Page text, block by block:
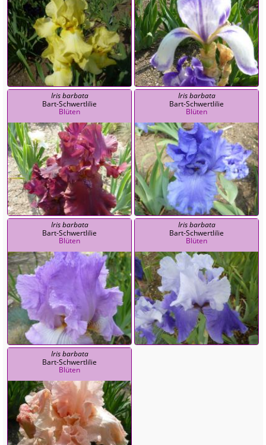
Iris barbata
Bart-Schwertlilie
Blüten
Iris barbata
Bart-Schwertlilie
Blüten
Iris barbata
Bart-Schwertlilie
Blüten
Iris barbata
Bart-Schwertlilie
Blüten
Iris barbata
Bart-Schwertlilie
Blüten